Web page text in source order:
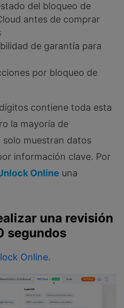
del bloqueo de
antes de comprar
de garantía para
por bloqueo de
contiene toda esta
la mayoría de
muestran datos
información clave. Por
Online una
una revisión
segundos
Online.